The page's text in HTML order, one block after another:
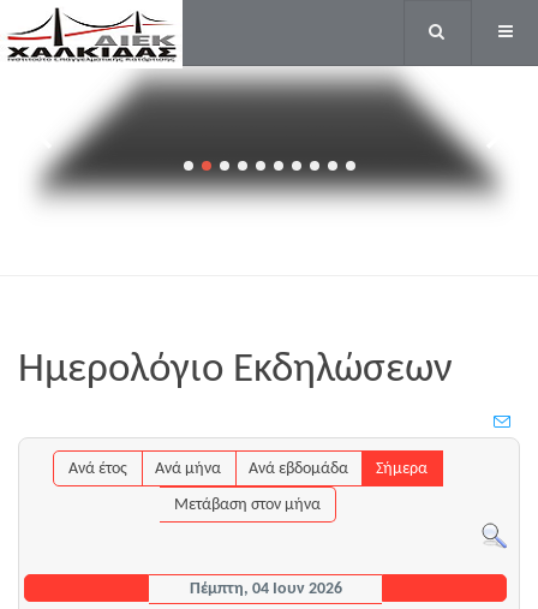
ΚΑΙ
ΟΝΥΧΟΠΛΑΣΤΙΚΗΣ
Ημερολόγιο Εκδηλώσεων
Ανά έτος Ανά μήνα Ανά εβδομάδα
Σήμερα
Μετάβαση στον μήνα
Πέμπτη, 04 Ιουν 2026